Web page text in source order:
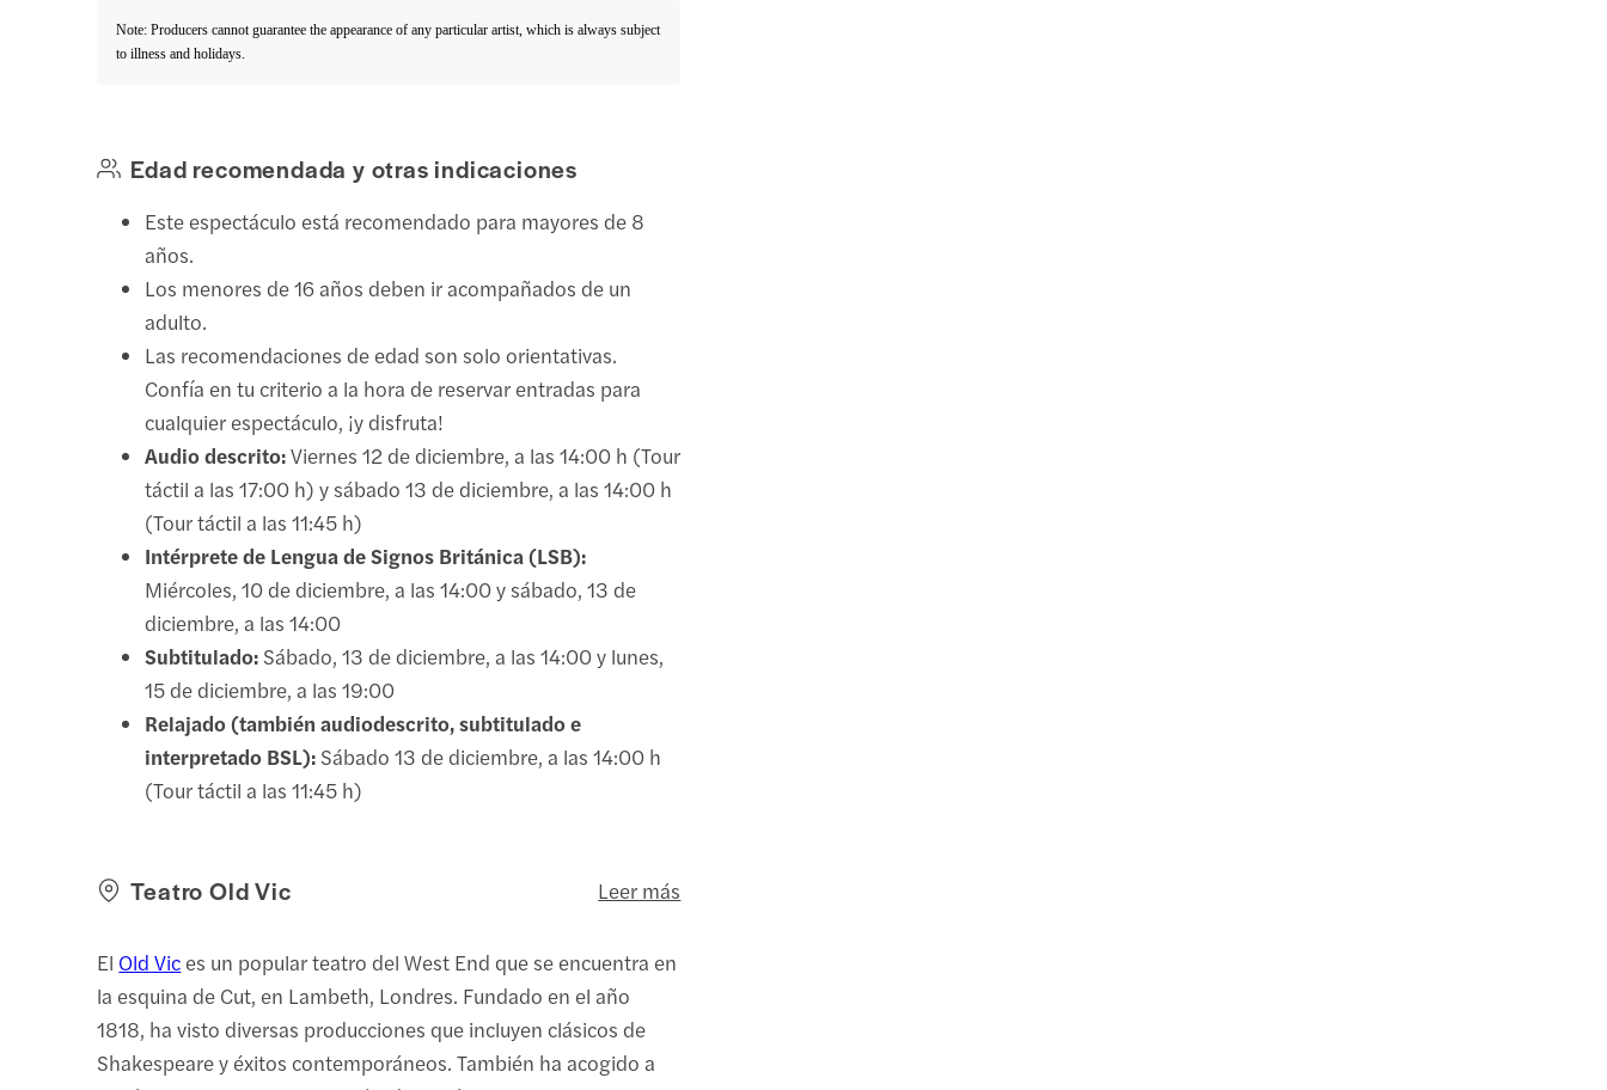
Note: Producers cannot guarantee the appearance of any particular artist, which is always subject
to illness and holidays.
Edad recomendada y otras indicaciones
Este espectáculo está recomendado para mayores de 8
años.
Los menores de 16 años deben ir acompañados de un
adulto.
Las recomendaciones de edad son solo orientativas.
Confía en tu criterio a la hora de reservar entradas para
cualquier espectáculo, ¡y disfruta!
Audio descrito:Viernes 12 de diciembre, a las 14:00 h (Tour
táctil a las 17:00 h) y sábado 13 de diciembre, a las 14:00 h
(Tour táctil a las 11:45 h)
Intérprete de Lengua de Signos Británica (LSB):
Miércoles, 10 de diciembre, a las 14:00 y sábado, 13 de
diciembre, a las 14:00
Subtitulado: Sábado, 13 de diciembre, a las 14:00 y lunes,
15 de diciembre, a las 19:00
Relajado (también audiodescrito, subtitulado e
interpretado BSL): Sábado 13 de diciembre, a las 14:00 h
(Tour táctil a las 11:45 h)
Teatro Old Vic Leer más
El Old Vic es un popular teatro del West End que se encuentra en
la esquina de Cut, en Lambeth, Londres. Fundado en el año
1818, ha visto diversas producciones que incluyen clásicos de
Shakespeare y éxitos contemporáneos. También ha acogido a